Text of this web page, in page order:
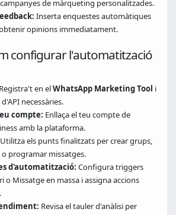
de màrqueting personalitzades.
Inserta enquestes automàtiques
opinions immediatament.
configurar l'automatització
Registra't en elWhatsApp Marketing Tool i
necessàries.
compte: Enllaça el teu compte de
amb la plataforma.
Utilitza els punts finalitzats per crear grups,
programar missatges.
d'automatització: Configura triggers
o Missatge en massa i assigna accions
Revisa el tauler d'anàlisi per